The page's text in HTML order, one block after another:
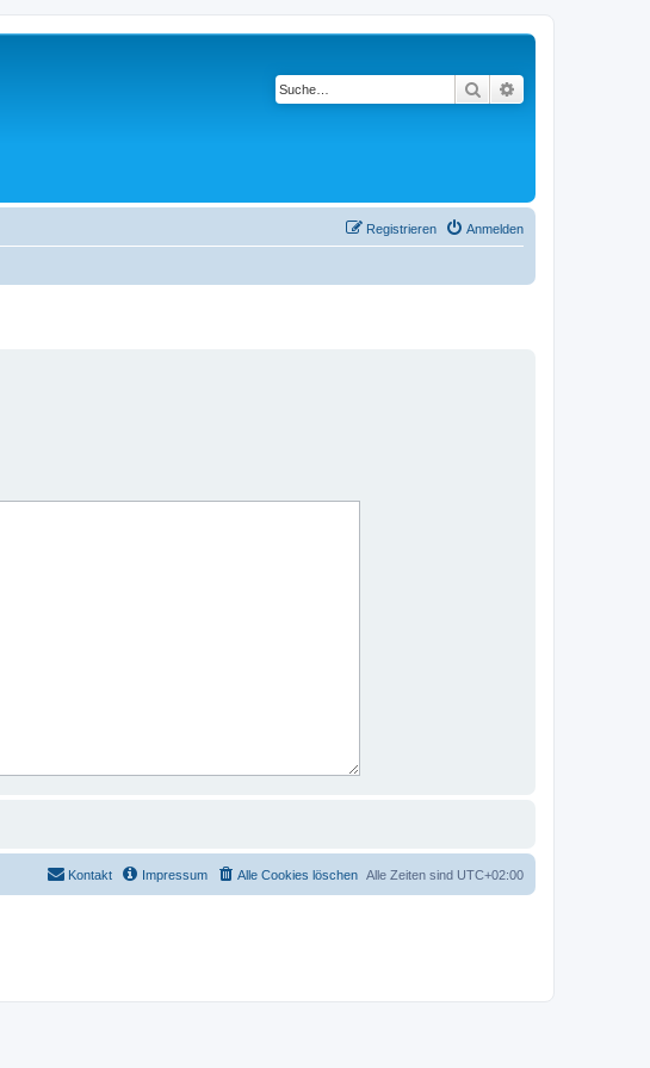
Suche
Anmelden
Registrieren
Alle Zeiten sind UTC+02:00
Alle Cookies löschen
Impressum
Kontakt